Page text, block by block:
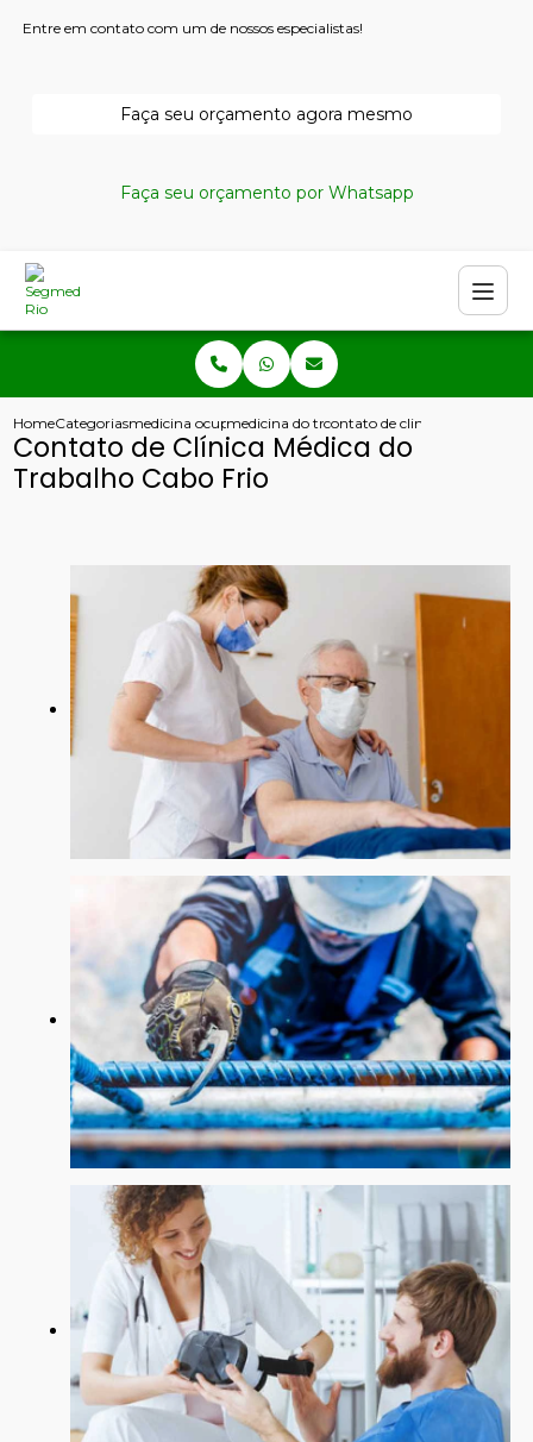
Entre em contato com um de nossos especialistas!
Faça seu orçamento agora mesmo
Faça seu orçamento por Whatsapp
HomeCategoriasmedicina ocupacionalmedicina do trabalho rio de janeiro
contato de clinica medica do
Contato de Clínica Médica do
Trabalho Cabo Frio